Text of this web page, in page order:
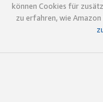
können Cookies für
zu erfahren, wie